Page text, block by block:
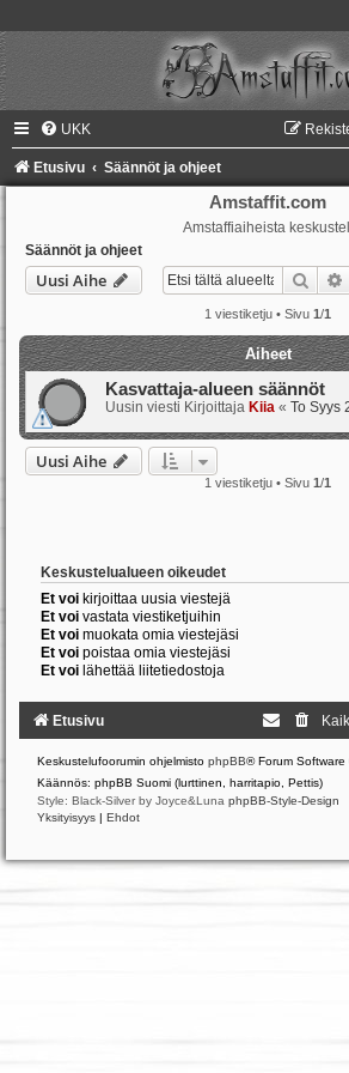
UKK
Etusivu Säännöt ja ohjeet
Amstaffit.com
Amstaffiaiheista
Säännöt ja ohjeet
Uusi Aihe Etsi
1 viestiketju • Sivu 1/1
Aiheet
Kasvattaja-alueen säännöt
Uusin viesti Kirjoittaja Kiia « To Syys
Uusi Aihe
1 viestiketju • Sivu 1/1
Keskustelualueen oikeudet
Et voi kirjoittaa uusia viestejä
Et voi vastata viestiketjuihin
Et voi muokata omia viestejäsi
Et voi poistaa omia viestejäsi
Et voi lähettää liitetiedostoja
Etusivu
Keskustelufoorumin ohjelmisto phpBB® Forum
Käännös: phpBB Suomi (lurttinen, harritapio, Pettis)
Style: Black-Silver by Joyce&Luna phpBB-Style-Design
Yksityisyys | Ehdot